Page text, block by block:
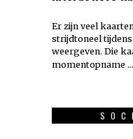
Er zijn veel
strijdtoneel
weergeven. Die
momentopname …